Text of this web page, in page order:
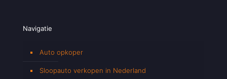
Navigatie
Auto opkoper
Sloopauto verkopen in Nederland